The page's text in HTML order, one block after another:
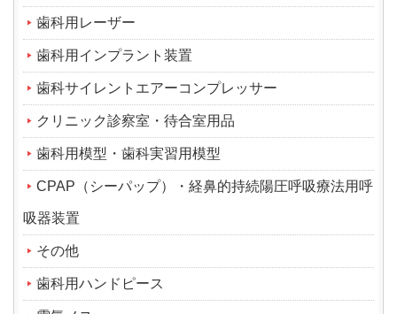
歯科用レーザー
歯科用インプラント装置
歯科サイレントエアーコンプレッサー
クリニック診察室・待合室用品
歯科用模型・歯科実習用模型
CPAP（シーパップ）・経鼻的持続陽圧呼吸療法用呼
吸器装置
その他
歯科用ハンドピース